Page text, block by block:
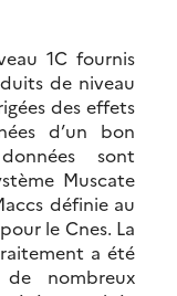
1C fournis
de niveau
des effets
d’un bon
sont
Muscate
définie au
le Cnes. La
a été
nombreux